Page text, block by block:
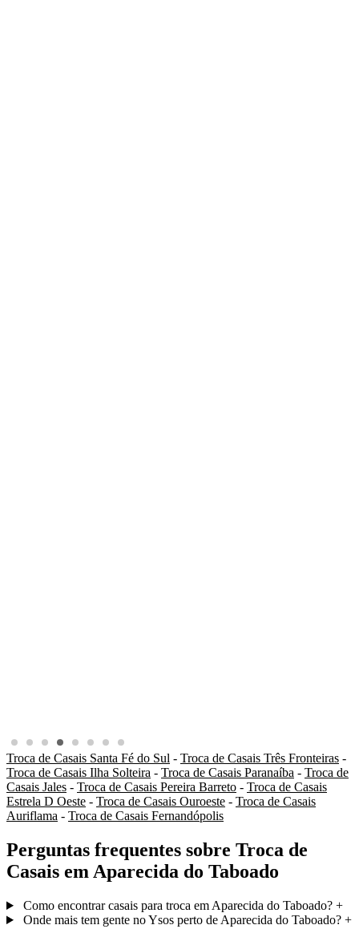
Troca de Casais Santa Fé do Sul - Troca de Casais Três Fronteiras -
Troca de Casais Ilha Solteira - Troca de Casais Paranaíba - Troca de
Casais Jales - Troca de Casais Pereira Barreto - Troca de Casais
Estrela D Oeste - Troca de Casais Ouroeste - Troca de Casais
Auriflama - Troca de Casais Fernandópolis
Perguntas frequentes sobre Troca de
Casais em Aparecida do Taboado
Como encontrar casais para troca em Aparecida do Taboado? +
Onde mais tem gente no Ysos perto de Aparecida do Taboado? +